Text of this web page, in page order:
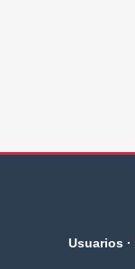
Usuarios ·